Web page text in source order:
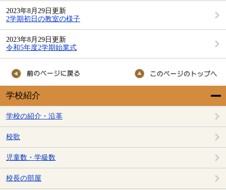
学校紹介
学校の紹介・沿革
校歌
児童数・学級数
校長の部屋
2023年8月29日更新
2学期初日の教室の様子
2023年8月29日更新
令和5年度2学期始業式